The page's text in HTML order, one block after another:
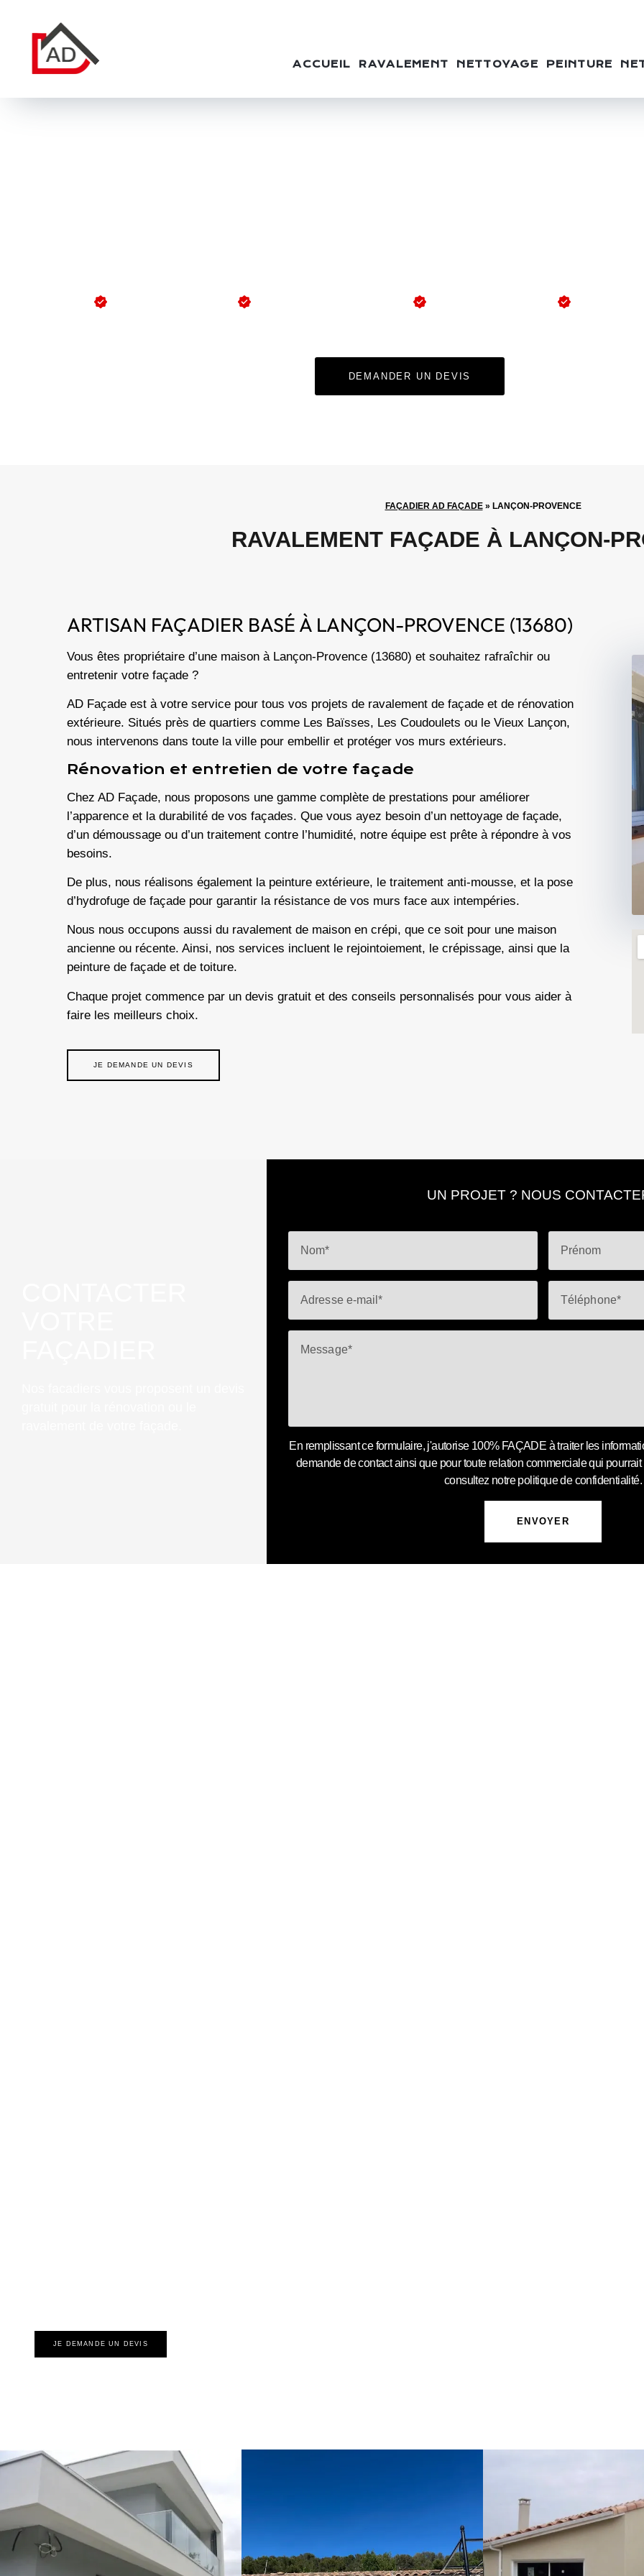
ACCUEIL RAVALEMENT NETTOYAGE PEINTURE
DEMANDER UN DEVIS
FAÇADIER AD FAÇADE» LANÇON-PROVENCE
RAVALEMENT FAÇADE À LANÇON-
ARTISAN FAÇADIER BASÉ À LANÇON-PROVENCE (13680)
Vous êtes propriétaire d’une maison à Lançon-Provence (13680) et souhaitez rafraîchir ou
entretenir votre façade ?
AD Façade est à votre service pour tous vos projets de ravalement de façade et de rénovation
extérieure. Situés près de quartiers comme Les Baïsses, Les Coudoulets ou le Vieux Lançon,
nous intervenons dans toute la ville pour embellir et protéger vos murs extérieurs.
Rénovation et entretien de votre façade
Chez AD Façade, nous proposons une gamme complète de prestations pour améliorer
l’apparence et la durabilité de vos façades. Que vous ayez besoin d’un nettoyage de façade,
d’un démoussage ou d’un traitement contre l’humidité, notre équipe est prête à répondre à vos
besoins.
De plus, nous réalisons également la peinture extérieure, le traitement anti-mousse, et la pose
d’hydrofuge de façade pour garantir la résistance de vos murs face aux intempéries.
Nous nous occupons aussi du ravalement de maison en crépi, que ce soit pour une maison
ancienne ou récente. Ainsi, nos services incluent le rejointoiement, le crépissage, ainsi que la
peinture de façade et de toiture.
Chaque projet commence par un devis gratuit et des conseils personnalisés pour vous aider à
faire les meilleurs choix.
JE DEMANDE UN DEVIS
UN PROJET ? NOUS
En remplissant ce formulaire, j'autorise 100% FAÇADE à traiter les
demande de contact ainsi que pour toute relation commerciale qui
consultez notre politique de confidentialité.
ENVOYER
JE DEMANDE UN DEVIS